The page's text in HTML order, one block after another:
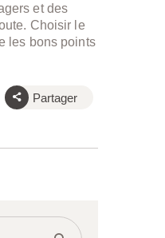
et des
Choisir le
les bons points
Partager